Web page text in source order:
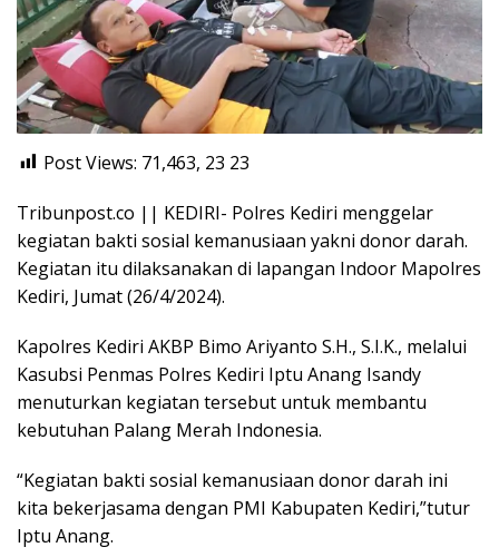
Post Views: 71,463, 23 23
Tribunpost.co || KEDIRI- Polres Kediri menggelar
kegiatan bakti sosial kemanusiaan yakni donor darah.
Kegiatan itu dilaksanakan di lapangan Indoor Mapolres
Kediri, Jumat (26/4/2024).
Kapolres Kediri AKBP Bimo Ariyanto S.H., S.I.K., melalui
Kasubsi Penmas Polres Kediri Iptu Anang Isandy
menuturkan kegiatan tersebut untuk membantu
kebutuhan Palang Merah Indonesia.
“Kegiatan bakti sosial kemanusiaan donor darah ini
kita bekerjasama dengan PMI Kabupaten Kediri,”tutur
Iptu Anang.